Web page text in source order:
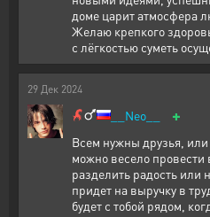
доме царит атмосфера
Желаю крепкого
с лёгкостью суметь
29 Дек 2024
__Neo__ +
Всем нужны друзья, или
можно весело провести
разделить радость или
придет на выручку в
будет с тобой рядом,